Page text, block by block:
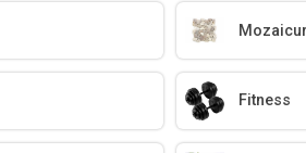
Fitness